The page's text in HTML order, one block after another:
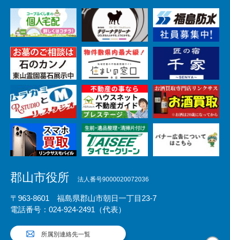
郡山市役所 法人番号9000020072036
〒963-8601 福島県郡山市朝日一丁目23-7
電話番号：024-924-2491（代表）
所属別連絡先一覧